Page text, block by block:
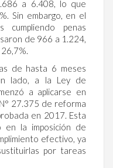
a 6.408, lo que
Sin embargo, en el
cumpliendo penas
de 966 a 1.224,
de hasta 6 meses
lado, a la Ley de
a aplicarse en
27.375 de reforma
en 2017. Esta
en la imposición de
efectivo, ya
por tareas